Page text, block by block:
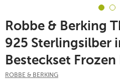
Robbe & Berking
925 Sterlingsilber
Besteckset Frozen
ROBBE & BERKING